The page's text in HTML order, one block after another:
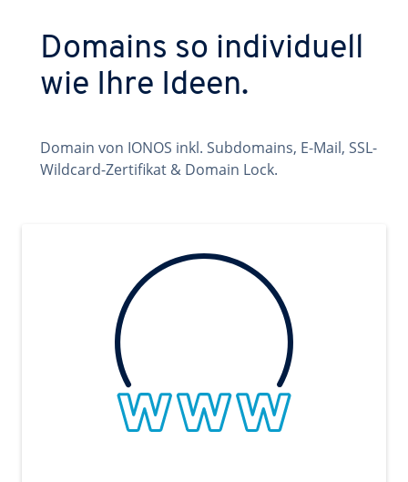
Domains so individuell
wie Ihre Ideen.
Domain von IONOS inkl. Subdomains, E-Mail, SSL-
Wildcard-Zertifikat & Domain Lock.